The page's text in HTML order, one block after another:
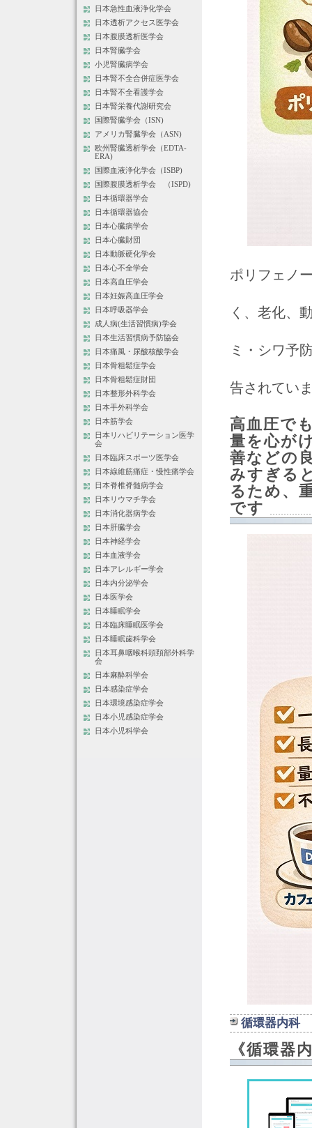
日本急性血液浄化学会
日本透析アクセス医学会
日本腹膜透析医学会
日本腎臓学会
小児腎臓病学会
日本腎不全合併症医学会
日本腎不全看護学会
日本腎栄養代謝研究会
国際腎臓学会（ISN)
アメリカ腎臓学会（ASN)
欧州腎臓透析学会（EDTA-
ERA)
国際血液浄化学会（ISBP)
国際腹膜透析学会 （ISPD)
日本循環器学会
日本循環器協会
日本心臓病学会
日本心臓財団
日本動脈硬化学会
日本心不全学会
日本高血圧学会
日本妊娠高血圧学会
日本呼吸器学会
成人病(生活習慣病)学会
日本生活習慣病予防協会
日本痛風・尿酸核酸学会
日本骨粗鬆症学会
日本骨粗鬆症財団
日本整形外科学会
日本手外科学会
日本筋学会
日本リハビリテーション医学
会
日本臨床スポーツ医学会
日本線維筋痛症・慢性痛学会
日本脊椎脊髄病学会
日本リウマチ学会
日本消化器病学会
日本肝臓学会
日本神経学会
日本血液学会
日本アレルギー学会
日本内分泌学会
日本医学会
日本睡眠学会
日本臨床睡眠医学会
日本睡眠歯科学会
日本耳鼻咽喉科頭頚部外科学
会
日本麻酔科学会
日本感染症学会
日本環境感染症学会
日本小児感染症学会
日本小児科学会
ポリフェノ
く、老化、
ミ・シワ予
告されてい
高血圧で
量を心が
善などの
みすぎる
るため、
です
循環器内科
《循環器